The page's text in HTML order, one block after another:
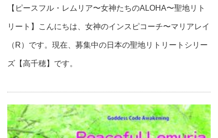
【ピースフル・レムリア〜女神たちのALOHA〜聖地リト
リート】こんにちは、女神のインスピコーチ〜マリアレイ
（R）です。現在、募集中の日本の聖地リトリートシリー
ズ【高千穂】です。